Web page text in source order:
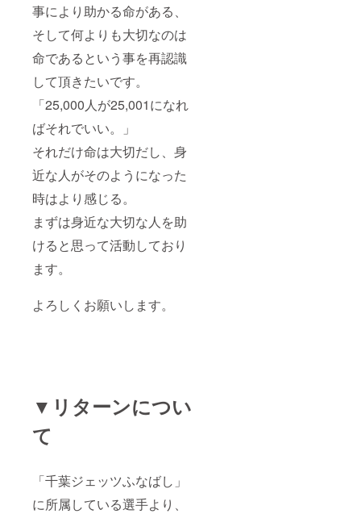
事により助かる命がある、
そして何よりも大切なのは
命であるという事を再認識
して頂きたいです。
「25,000人が25,001になれ
ばそれでいい。」
それだけ命は大切だし、身
近な人がそのようになった
時はより感じる。
まずは身近な大切な人を助
けると思って活動しており
ます。
よろしくお願いします。
▼リターンについ
て
「千葉ジェッツふなばし」
に所属している選手より、